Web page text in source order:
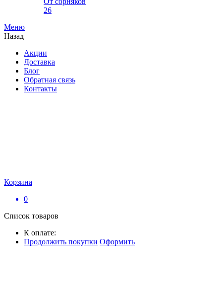
26
Меню
Назад
Акции
Доставка
Блог
Обратная связь
Контакты
Корзина
0
Список товаров
К оплате:
Продолжить покупки Оформить